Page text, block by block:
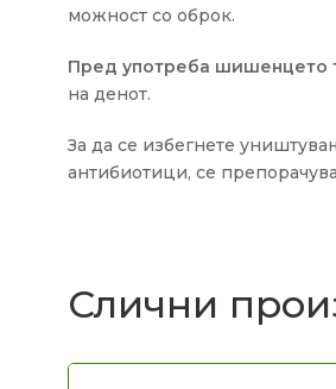
можност со оброк.
Пред употреба шишенцето
на денот.
За да се избегнете
антибиотици, се
Слични